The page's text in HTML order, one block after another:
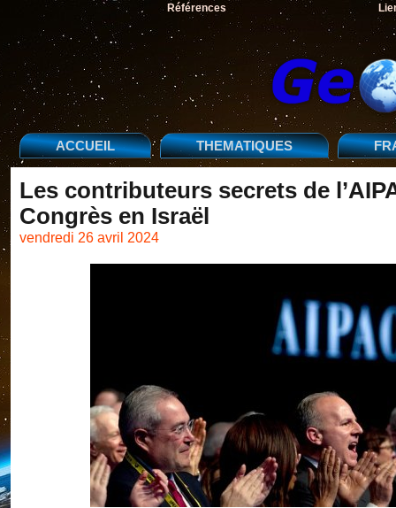
Références
ACCUEIL THEMATIQUES
Les contributeurs secrets de
Congrès en Israël
vendredi 26 avril 2024